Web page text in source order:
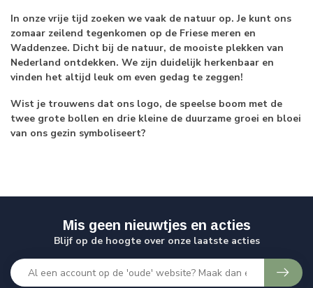
In onze vrije tijd zoeken we vaak de natuur op. Je kunt ons
zomaar zeilend tegenkomen op de Friese meren en
Waddenzee. Dicht bij de natuur, de mooiste plekken van
Nederland ontdekken. We zijn duidelijk herkenbaar en
vinden het altijd leuk om even gedag te zeggen!
Wist je trouwens dat ons logo, de speelse boom met de
twee grote bollen en drie kleine de duurzame groei en bloei
van ons gezin symboliseert?
Mis geen nieuwtjes en acties
Blijf op de hoogte over onze laatste acties